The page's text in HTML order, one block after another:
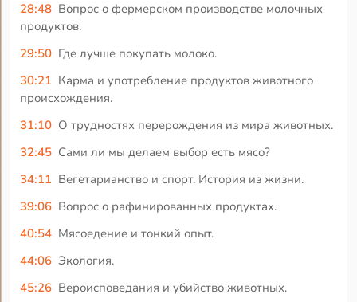
28:48 Вопрос о фермерском производстве молочных
продуктов.
29:50 Где лучше покупать молоко.
30:21 Карма и употребление продуктов животного
происхождения.
31:10 О трудностях перерождения из мира животных.
32:45 Сами ли мы делаем выбор есть мясо?
34:11 Вегетарианство и спорт. История из жизни.
39:06 Вопрос о рафинированных продуктах.
40:54 Мясоедение и тонкий опыт.
44:06 Экология.
45:26 Вероисповедания и убийство животных.